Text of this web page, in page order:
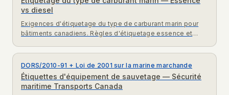
vs diesel
Exigences d'étiquetage du type de carburant marin pour
bâtiments canadiens. Règles d'étiquetage essence et
DORS/2010-91 + Loi de 2001 sur la marine marchande
Étiquettes d'équipement de sauvetage — Sécurité
maritime Transports Canada